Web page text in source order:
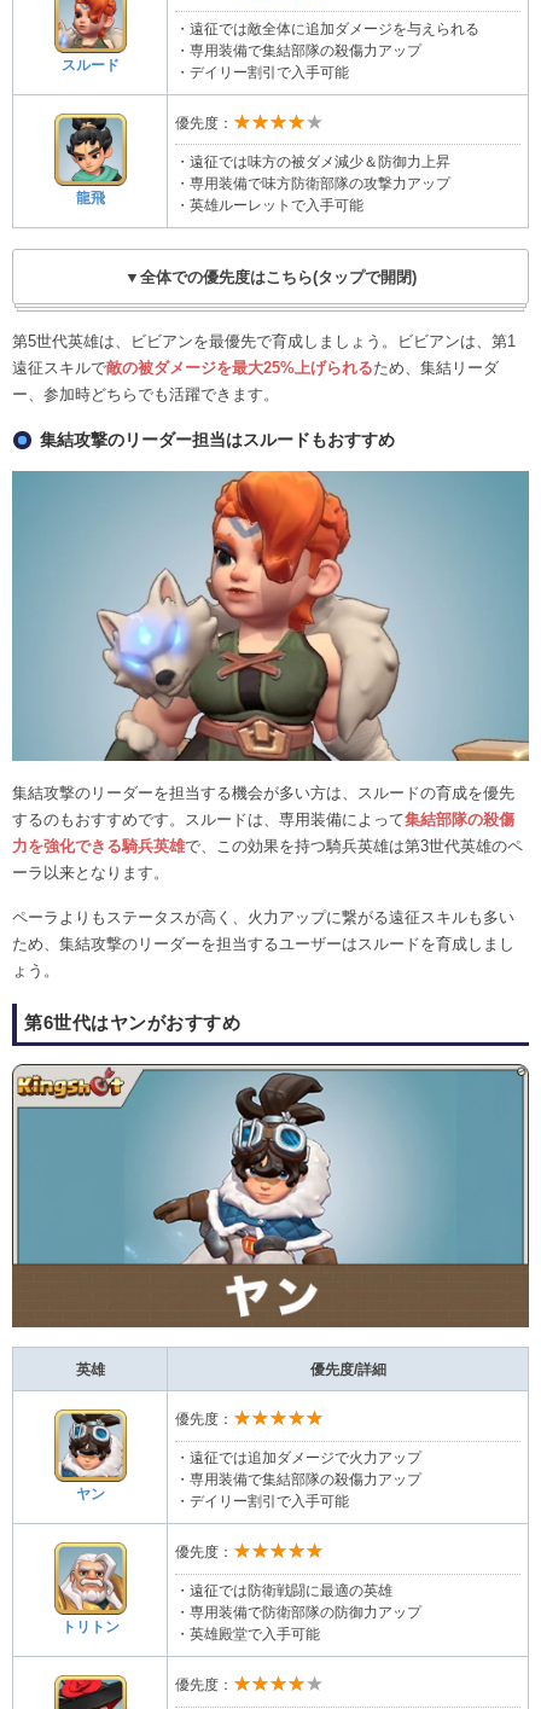
スルード
・遠征では敵全体に追加ダメージを与えられる
・専用装備で集結部隊の殺傷力アップ
・デイリー割引で入手可能
龍飛
優先度： ★★★★★
・遠征では味方の被ダメ減少＆防御力上昇
・専用装備で味方防衛部隊の攻撃力アップ
・英雄ルーレットで入手可能
▼全体での優先度はこちら(タップで開閉)
第5世代英雄は、ビビアンを最優先で育成しましょう。ビビアンは、第1
遠征スキルで敵の被ダメージを最大25%上げられるため、集結リーダ
ー、参加時どちらでも活躍できます。
集結攻撃のリーダー担当はスルードもおすすめ
集結攻撃のリーダーを担当する機会が多い方は、スルードの育成を優先
するのもおすすめです。スルードは、専用装備によって集結部隊の殺傷
力を強化できる騎兵英雄で、この効果を持つ騎兵英雄は第3世代英雄のペ
ーラ以来となります。
ペーラよりもステータスが高く、火力アップに繋がる遠征スキルも多い
ため、集結攻撃のリーダーを担当するユーザーはスルードを育成しまし
ょう。
第6世代はヤンがおすすめ
英雄 優先度/詳細
ヤン
優先度： ★★★★★
・遠征では追加ダメージで火力アップ
・専用装備で集結部隊の殺傷力アップ
・デイリー割引で入手可能
トリトン
優先度： ★★★★★
・遠征では防衛戦闘に最適の英雄
・専用装備で防衛部隊の防御力アップ
・英雄殿堂で入手可能
優先度： ★★★★★